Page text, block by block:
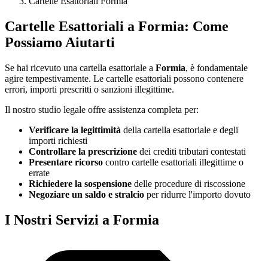
Cartelle Esattoriali a Formia: Come
Possiamo Aiutarti
Se hai ricevuto una cartella esattoriale a Formia, è fondamentale
agire tempestivamente. Le cartelle esattoriali possono contenere
errori, importi prescritti o sanzioni illegittime.
Il nostro studio legale offre assistenza completa per:
Verificare la legittimità della cartella esattoriale e degli
importi richiesti
Controllare la prescrizione dei crediti tributari contestati
Presentare ricorso contro cartelle esattoriali illegittime o
errate
Richiedere la sospensione delle procedure di riscossione
Negoziare un saldo e stralcio per ridurre l'importo dovuto
I Nostri Servizi a Formia